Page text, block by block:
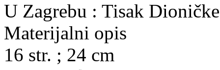
U Zagrebu : Tisak
Materijalni opis
16 str. ; 24 cm